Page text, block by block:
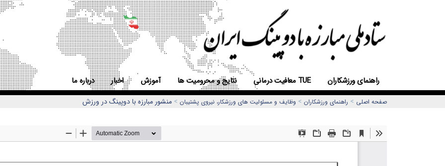
راهنمای ورزشکاران معافیت درمانی TUE نتایج و محرومیت ها آموزش اخبار درباره ما
صفحه اصلی > راهنمای ورزشکاران > وظایف و مسئولیت های ورزشکار، نیروی پشتیبان > منشور مبارزه با دوپینگ در ورزش